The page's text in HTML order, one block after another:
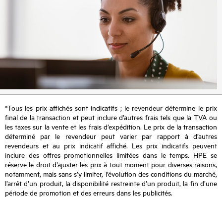
*Tous les prix affichés sont indicatifs ; le revendeur détermine le prix
final de la transaction et peut inclure d’autres frais tels que la TVA ou
les taxes sur la vente et les frais d’expédition. Le prix de la transaction
déterminé par le revendeur peut varier par rapport à d’autres
revendeurs et au prix indicatif affiché. Les prix indicatifs peuvent
inclure des offres promotionnelles limitées dans le temps. HPE se
réserve le droit d’ajuster les prix à tout moment pour diverses raisons,
notamment, mais sans s’y limiter, l’évolution des conditions du marché,
l’arrêt d’un produit, la disponibilité restreinte d’un produit, la fin d’une
période de promotion et des erreurs dans les publicités.